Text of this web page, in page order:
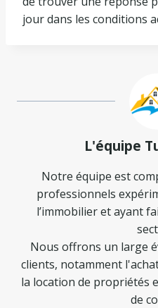
jour dans les conditions
L'équipe
Notre équipe est
professionnels
l’immobilier et ayant
Nous offrons un large
clients, notamment
la location de propriétés
de